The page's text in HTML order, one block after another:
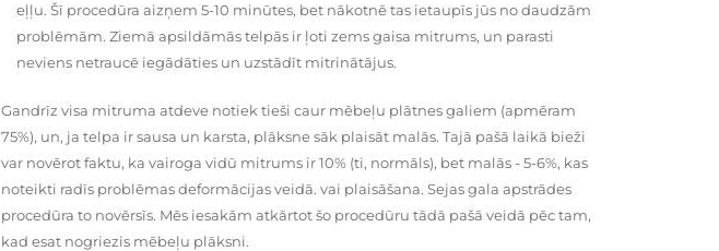
eļļu. Šī procedūra aizņem 5-10 minūtes, bet nākotnē tas ietaupīs jūs no daudzām
problēmām. Ziemā apsildāmās telpās ir ļoti zems gaisa mitrums, un parasti
neviens netraucē iegādāties un uzstādīt mitrinātājus.
Gandrīz visa mitruma atdeve notiek tieši caur mēbeļu plātnes galiem (apmēram
75%), un, ja telpa ir sausa un karsta, plāksne sāk plaisāt malās. Tajā pašā laikā bieži
var novērot faktu, ka vairoga vidū mitrums ir 10% (ti, normāls), bet malās - 5-6%, kas
noteikti radīs problēmas deformācijas veidā. vai plaisāšana. Sejas gala apstrādes
procedūra to novērsīs. Mēs iesakām atkārtot šo procedūru tādā pašā veidā pēc tam,
kad esat nogriezis mēbeļu plāksni.